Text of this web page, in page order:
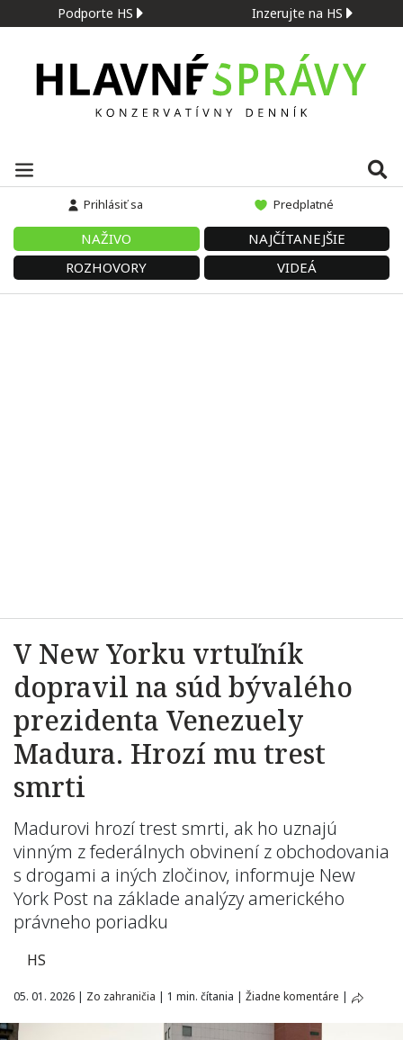
Podporte HS Inzerujte na HS
Prihlásiť sa Predplatné
NAŽIVO
NAJČÍTANEJŠIE
ROZHOVORY
VIDEÁ
V New Yorku vrtuľník
dopravil na súd bývalého
prezidenta Venezuely
Madura. Hrozí mu trest
smrti
Madurovi hrozí trest smrti, ak ho uznajú
vinným z federálnych obvinení z obchodovania
s drogami a iných zločinov, informuje New
York Post na základe analýzy amerického
právneho poriadku
HS
05. 01. 2026 | Zo zahraničia | 1 min. čítania | Žiadne komentáre |